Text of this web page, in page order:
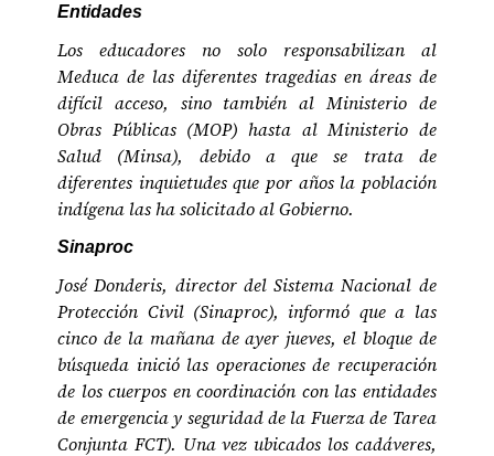
Entidades
Los educadores no solo responsabilizan al
Meduca de las diferentes tragedias en áreas de
difícil acceso, sino también al Ministerio de
Obras Públicas (MOP) hasta al Ministerio de
Salud (Minsa), debido a que se trata de
diferentes inquietudes que por años la población
indígena las ha solicitado al Gobierno.
Sinaproc
José Donderis, director del Sistema Nacional de
Protección Civil (Sinaproc), informó que a las
cinco de la mañana de ayer jueves, el bloque de
búsqueda inició las operaciones de recuperación
de los cuerpos en coordinación con las entidades
de emergencia y seguridad de la Fuerza de Tarea
Conjunta FCT). Una vez ubicados los cadáveres,